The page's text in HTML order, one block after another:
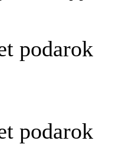
podarok
podarok